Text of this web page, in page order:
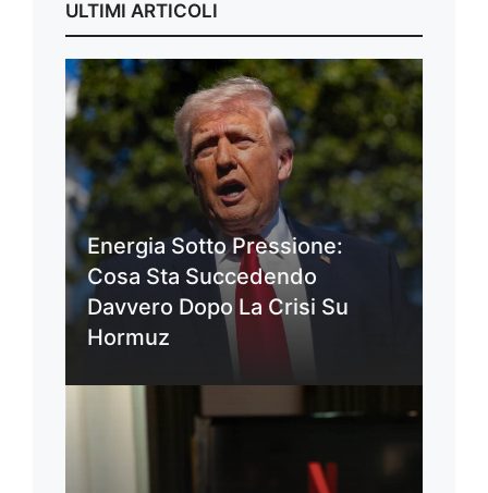
ULTIMI ARTICOLI
Energia Sotto Pressione:
Cosa Sta Succedendo
Davvero Dopo La Crisi Su
Hormuz